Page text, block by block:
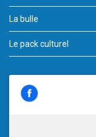
La bulle
Le pack culturel